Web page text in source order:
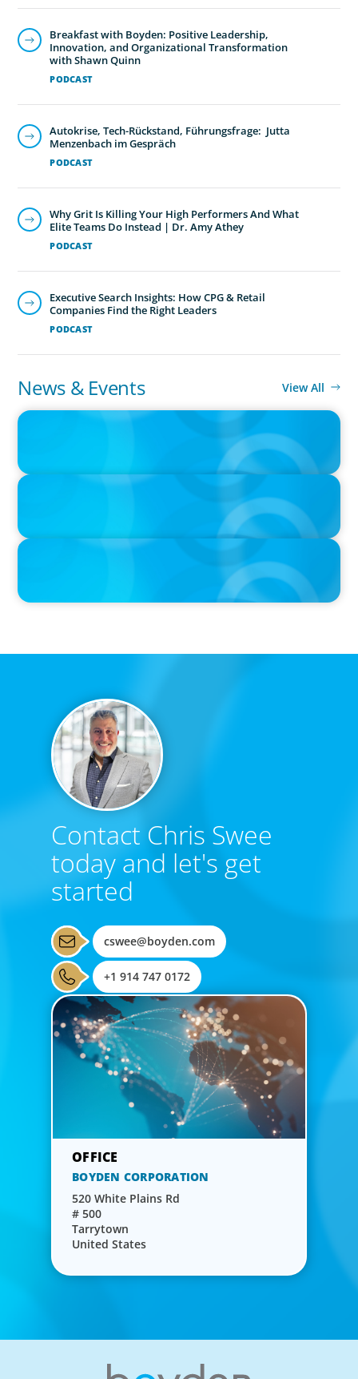
PODCAST
Breakfast with Boyden: Positive Leadership,
Innovation, and Organizational Transformation
with Shawn Quinn
PODCAST
Autokrise, Tech-Rückstand, Führungsfrage: Jutta
Menzenbach im Gespräch
PODCAST
Why Grit Is Killing Your High Performers And What
Elite Teams Do Instead | Dr. Amy Athey
PODCAST
Executive Search Insights: How CPG & Retail
Companies Find the Right Leaders
News & Events View All
IN THE MEDIA
PRESS RELEASE
IN THE MEDIA
The $400,000 Chief of Staff Is the CEO’s Secret Weapon in the AI
Contact Chris Swee
today and let's get
started
cswee@boyden.com
+1 914 747 0172
BOYDEN CORPORATION
520 White Plains Rd
# 500
Tarrytown
United States